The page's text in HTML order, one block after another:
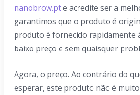
nanobrow.pte acredite ser a
garantimos que o produto é
produto é fornecido rapidamente
baixo preço e sem quaisquer
Agora, o preço. Ao contrário do
esperar, este produto não é muito